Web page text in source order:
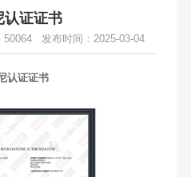
认证证书
50064 发布时间：2025-03-04
认证证书